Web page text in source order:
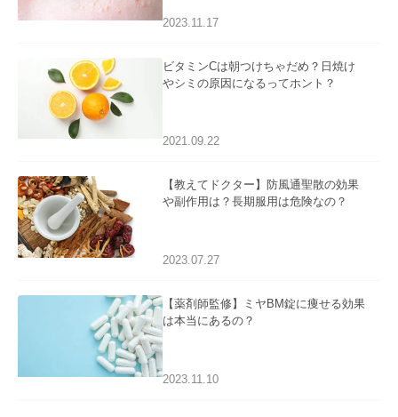
2023.11.17
ビタミンCは朝つけちゃだめ？日焼け
やシミの原因になるってホント？
2021.09.22
【教えてドクター】防風通聖散の効果
や副作用は？長期服用は危険なの？
2023.07.27
【薬剤師監修】ミヤBM錠に痩せる効果
は本当にあるの？
2023.11.10